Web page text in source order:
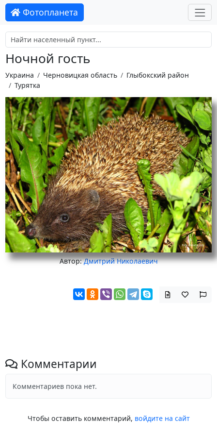
Фотопланета
Ночной гость
Украина Черновицкая область
Глыбокский район
Турятка
Автор:Дмитрий Николаевич
Комментарии
Комментариев пока нет.
Чтобы оставить комментарий, войдите на сайт